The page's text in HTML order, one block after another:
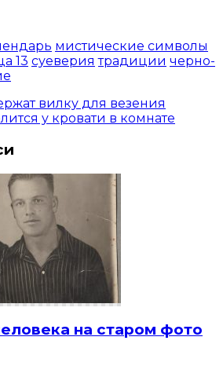
мистические символы
13 суеверия традиции черно-
вилку для везения
у кровати в комнате
на старом фото